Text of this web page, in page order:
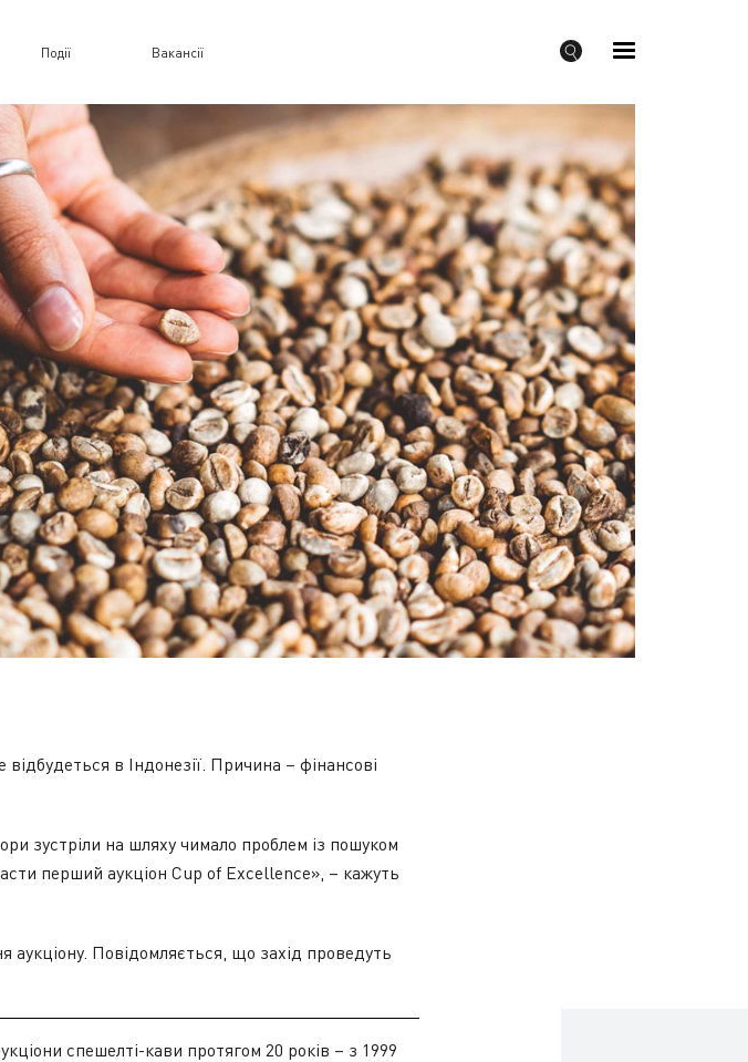
Події Вакансії
в Індонезії. Причина – фінансові
зустріли на шляху чимало проблем із пошуком
перший аукціон Cup of Excellence», – кажуть
аукціону. Повідомляється, що захід проведуть
спешелті-кави протягом 20 років – з 1999